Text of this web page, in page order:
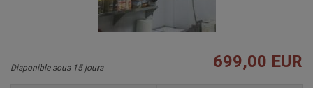
Disponible sous 15 jours 699,00 EUR